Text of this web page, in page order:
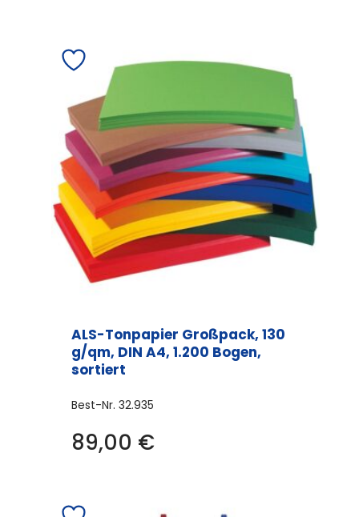
Optionen
können
auf
der
Produktseite
gewählt
werden
ALS-Tonpapier Großpack, 130
g/qm, DIN A4, 1.200 Bogen,
sortiert
Best-Nr. 32.935
89,00 €